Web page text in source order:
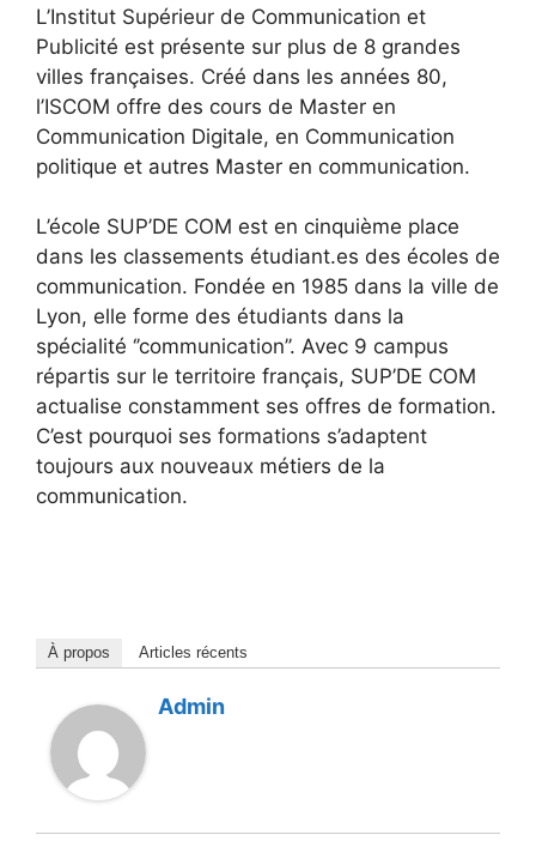
L’Institut Supérieur de Communication et
Publicité est présente sur plus de 8 grandes
villes françaises. Créé dans les années 80,
l’ISCOM offre des cours de Master en
Communication Digitale, en Communication
politique et autres Master en communication.
L’école SUP’DE COM est en cinquième place
dans les classements étudiant.es des écoles de
communication. Fondée en 1985 dans la ville de
Lyon, elle forme des étudiants dans la
spécialité ‘’communication’’. Avec 9 campus
répartis sur le territoire français, SUP’DE COM
actualise constamment ses offres de formation.
C’est pourquoi ses formations s’adaptent
toujours aux nouveaux métiers de la
communication.
À propos Articles récents
Admin